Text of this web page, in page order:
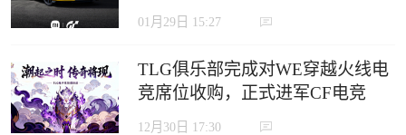
01月29日 15:27
TLG俱乐部完成对WE穿越火线电
竞席位收购，正式进军CF电竞
12月30日 17:30